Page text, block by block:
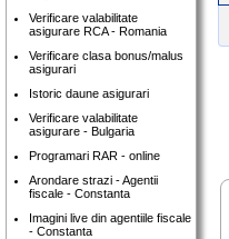
Verificare valabilitate
asigurare RCA - Romania
Verificare clasa bonus/malus
asigurari
Istoric daune asigurari
Verificare valabilitate
asigurare - Bulgaria
Programari RAR - online
Arondare strazi - Agentii
fiscale - Constanta
Imagini live din agentiile fiscale
- Constanta